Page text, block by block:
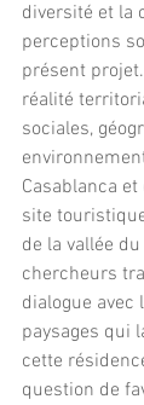
diversité et la
perceptions
présent
réalité
sociales,
Casablanca
site
de la vallée
chercheurs
dialogue avec
paysages qui
cette
question de